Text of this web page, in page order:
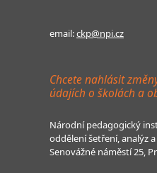
email:ckp@npi.cz
Chcete nahlásit
údajích o školách a
Národní pedagogický
oddělení šetření, analýz
Senovážné náměstí 25,